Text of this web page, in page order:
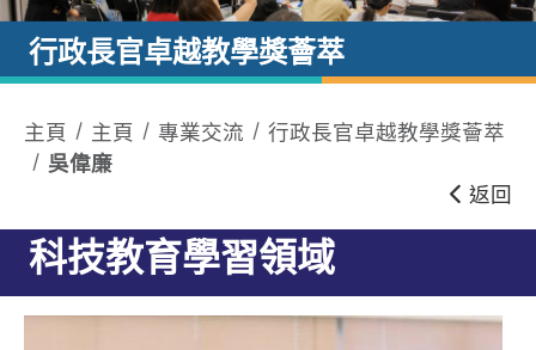
行政長官卓越教學獎薈萃
主頁 主頁 專業交流
行政長官卓越教學獎薈萃
吳偉廉
返回
科技教育學習領域